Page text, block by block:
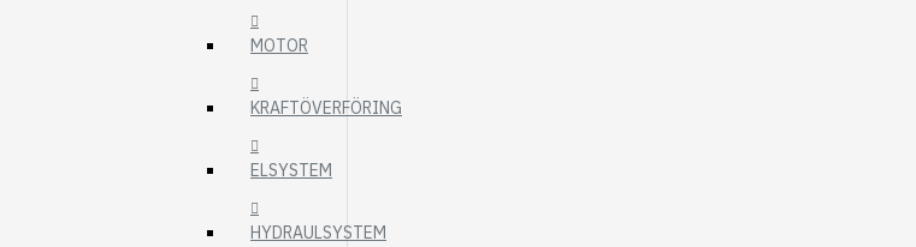
MOTOR
KRAFTÖVERFÖRING
ELSYSTEM
HYDRAULSYSTEM